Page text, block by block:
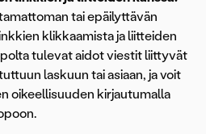
tai epäilyttävän
klikkaamista ja liitteiden
tulevat aidot viestit liittyvät
laskuun tai asiaan, ja voit
oikeellisuuden kirjautumalla